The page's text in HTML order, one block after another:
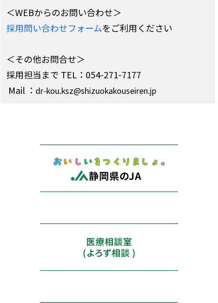
＜WEBからのお問い合わせ＞
採用問い合わせフォームをご利用ください
＜その他お問合せ＞
採用担当まで TEL：054-271-7177
Mail ： dr-kou.ksz@shizuokakouseiren.jp